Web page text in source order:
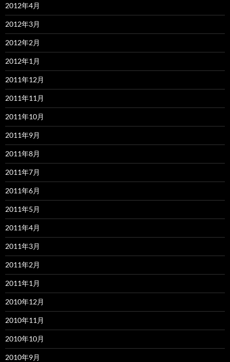
2012年4月
2012年3月
2012年2月
2012年1月
2011年12月
2011年11月
2011年10月
2011年9月
2011年8月
2011年7月
2011年6月
2011年5月
2011年4月
2011年3月
2011年2月
2011年1月
2010年12月
2010年11月
2010年10月
2010年9月